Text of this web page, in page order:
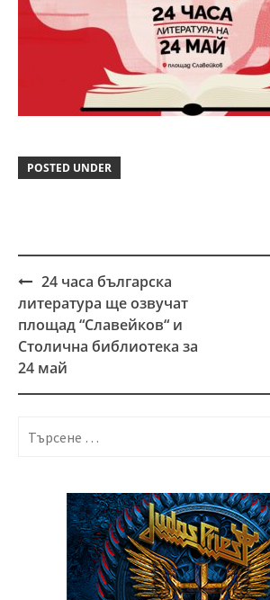
POSTED UNDER
Post
navigation
24 часа българска
литература ще озвучат
площад “Славейков“ и
Столична библиотека за
24 май
за: